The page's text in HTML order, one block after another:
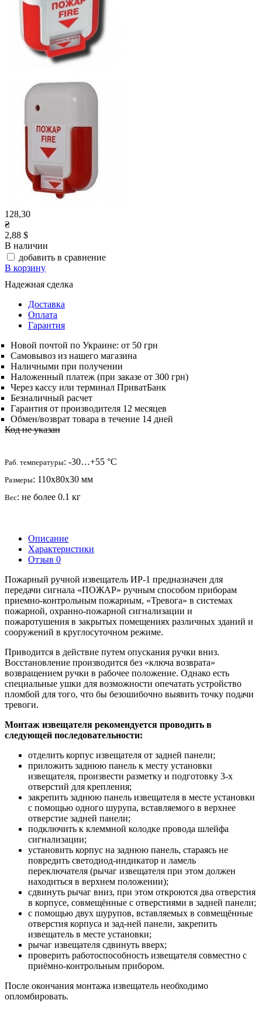
128,30
₴
2,88 $
В наличии
добавить в сравнение
В корзину
Надежная сделка
Доставка
Оплата
Гарантия
Новой почтой по Украине: от 50 грн
Самовывоз из нашего магазина
Наличными при получении
Наложенный платеж (при заказе от 300 грн)
Через кассу или терминал ПриватБанк
Безналичный расчет
Гарантия от производителя 12 месяцев
Обмен/возврат товара в течение 14 дней
Код не указан
Раб. температуры: -30…+55 °С
Размеры: 110х80х30 мм
Вес: не более 0.1 кг
Описание
Характеристики
Отзыв 0
Пожарный ручной извещатель ИР-1 предназначен для
передачи сигнала «ПОЖАР» ручным способом приборам
приемно-контрольным пожарным, «Тревога» в системах
пожарной, охранно-пожарной сигнализации и
пожаротушения в закрытых помещениях различных зданий и
сооружений в круглосуточном режиме.
Приводится в действие путем опускания ручки вниз.
Восстановление производится без «ключа возврата»
возвращением ручки в рабочее положение. Однако есть
специальные ушки для возможности опечатать устройство
пломбой для того, что бы безошибочно выявить точку подачи
тревоги.
Монтаж извещателя рекомендуется проводить в
следующей последовательности:
отделить корпус извещателя от задней панели;
приложить заднюю панель к месту установки
извещателя, произвести разметку и подготовку 3-х
отверстий для крепления;
закрепить заднюю панель извещателя в месте установки
с помощью одного шурупа, вставляемого в верхнее
отверстие задней панели;
подключить к клеммной колодке провода шлейфа
сигнализации;
установить корпус на заднюю панель, стараясь не
повредить светодиод-индикатор и ламель
переключателя (рычаг извещателя при этом должен
находиться в верхнем положении);
сдвинуть рычаг вниз, при этом откроются два отверстия
в корпусе, совмещённые с отверстиями в задней панели;
с помощью двух шурупов, вставляемых в совмещённые
отверстия корпуса и зад-ней панели, закрепить
извещатель в месте установки;
рычаг извещателя сдвинуть вверх;
проверить работоспособность извещателя совместно с
приёмно-контрольным прибором.
После окончания монтажа извещатель необходимо
опломбировать.